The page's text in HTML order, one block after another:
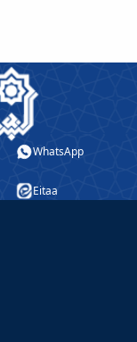
WhatsApp
Eitaa